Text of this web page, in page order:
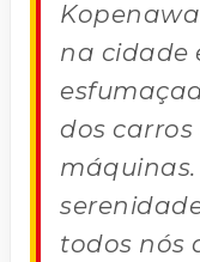
na cidade
dos
máquinas.
todos nós